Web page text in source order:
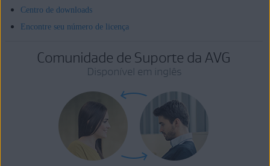
Centro de downloads
Encontre seu número de licença
Comunidade de Suporte da AVG
Disponível em inglês